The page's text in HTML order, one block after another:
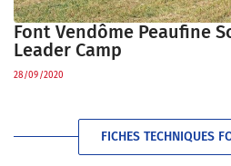
Font Vendôme Peaufine
Leader Camp
28/09/2020
FICHES TECHNIQUES